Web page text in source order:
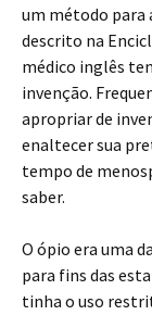
um método para
descrito na
médico inglês
invenção.
apropriar de
enaltecer sua
tempo de
saber.
O ópio era uma
para fins das
tinha o uso